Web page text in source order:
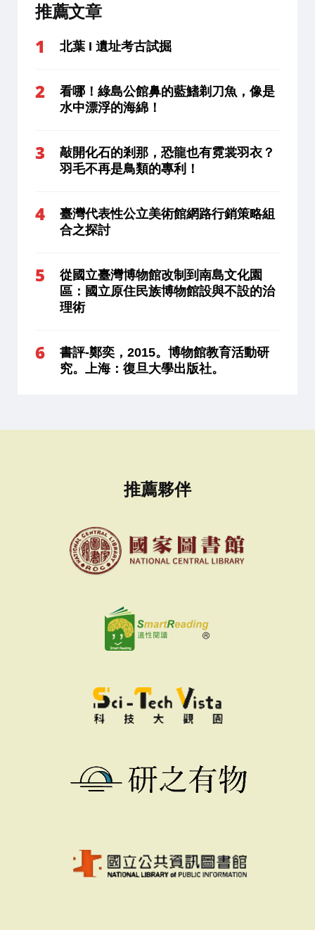
推薦文章
北葉 I 遺址考古試掘
看哪！綠島公館鼻的藍鰭剃刀魚，像是
水中漂浮的海綿！
敲開化石的剎那，恐龍也有霓裳羽衣？
羽毛不再是鳥類的專利！
臺灣代表性公立美術館網路行銷策略組
合之探討
從國立臺灣博物館改制到南島文化園
區：國立原住民族博物館設與不設的治
理術
書評-鄭奕，2015。博物館教育活動研
究。上海：復旦大學出版社。
推薦夥伴